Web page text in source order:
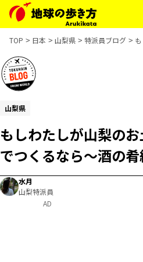
TOP 日本 山梨県 特派員ブログ
山梨県
もしわたしが山梨の
でつくるなら～酒の肴
水月
山梨特派員
AD